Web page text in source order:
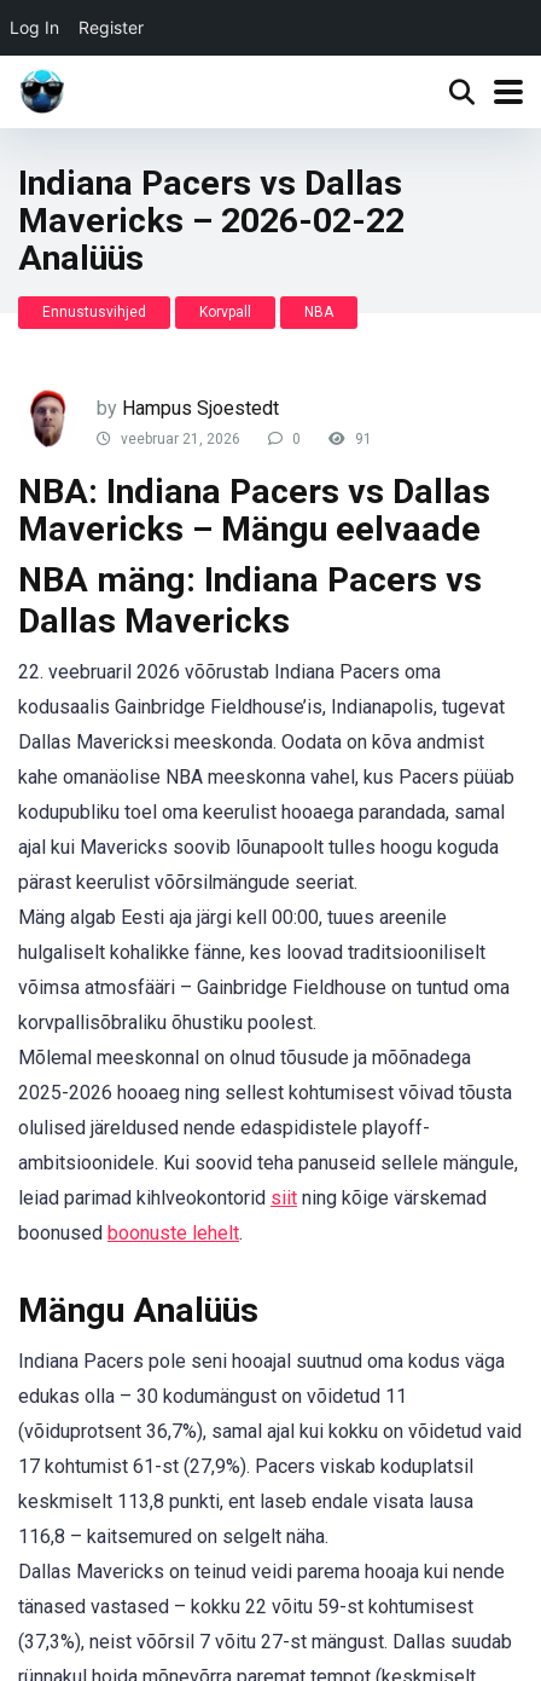
Log In Register
Indiana Pacers vs Dallas
Mavericks – 2026-02-22
Analüüs
Ennustusvihjed Korvpall NBA
by Hampus Sjoestedt
veebruar 21, 2026 0 91
NBA: Indiana Pacers vs Dallas
Mavericks – Mängu eelvaade
NBA mäng: Indiana Pacers vs
Dallas Mavericks
22. veebruaril 2026 võõrustab Indiana Pacers oma
kodusaalis Gainbridge Fieldhouse’is, Indianapolis, tugevat
Dallas Mavericksi meeskonda. Oodata on kõva andmist
kahe omanäolise NBA meeskonna vahel, kus Pacers püüab
kodupubliku toel oma keerulist hooaega parandada, samal
ajal kui Mavericks soovib lõunapoolt tulles hoogu koguda
pärast keerulist võõrsilmängude seeriat.
Mäng algab Eesti aja järgi kell 00:00, tuues areenile
hulgaliselt kohalikke fänne, kes loovad traditsiooniliselt
võimsa atmosfääri – Gainbridge Fieldhouse on tuntud oma
korvpallisõbraliku õhustiku poolest.
Mõlemal meeskonnal on olnud tõusude ja mõõnadega
2025-2026 hooaeg ning sellest kohtumisest võivad tõusta
olulised järeldused nende edaspidistele playoff-
ambitsioonidele. Kui soovid teha panuseid sellele mängule,
leiad parimad kihlveokontorid siit ning kõige värskemad
boonused boonuste lehelt.
Mängu Analüüs
Indiana Pacers pole seni hooajal suutnud oma kodus väga
edukas olla – 30 kodumängust on võidetud 11
(võiduprotsent 36,7%), samal ajal kui kokku on võidetud vaid
17 kohtumist 61-st (27,9%). Pacers viskab koduplatsil
keskmiselt 113,8 punkti, ent laseb endale visata lausa
116,8 – kaitsemured on selgelt näha.
Dallas Mavericks on teinud veidi parema hooaja kui nende
tänased vastased – kokku 22 võitu 59-st kohtumisest
(37,3%), neist võõrsil 7 võitu 27-st mängust. Dallas suudab